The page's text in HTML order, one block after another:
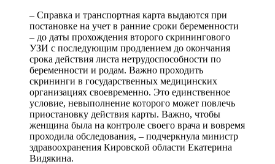
– Справка и транспортная карта выдаются при
постановке на учет в ранние сроки беременности
– до даты прохождения второго скринингового
УЗИ с последующим продлением до окончания
срока действия листа нетрудоспособности по
беременности и родам. Важно проходить
скрининги в государственных медицинских
организациях своевременно. Это единственное
условие, невыполнение которого может повлечь
приостановку действия карты. Важно, чтобы
женщина была на контроле своего врача и вовремя
проходила обследования, – подчеркнула министр
здравоохранения Кировской области Екатерина
Видякина.